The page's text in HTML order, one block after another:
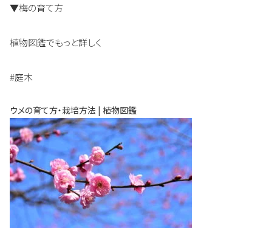
▼梅の育て方
植物図鑑でもっと詳しく
#庭木
ウメの育て方・栽培方法 | 植物図鑑